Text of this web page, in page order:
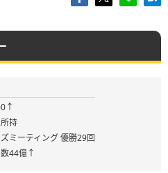
持
ミーティング 優勝29回
44億↑